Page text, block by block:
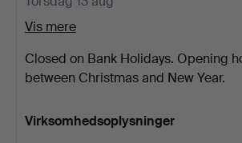
Vis mere
Closed on Bank Holidays. Opening
between Christmas and New Year.
Virksomhedsoplysninger